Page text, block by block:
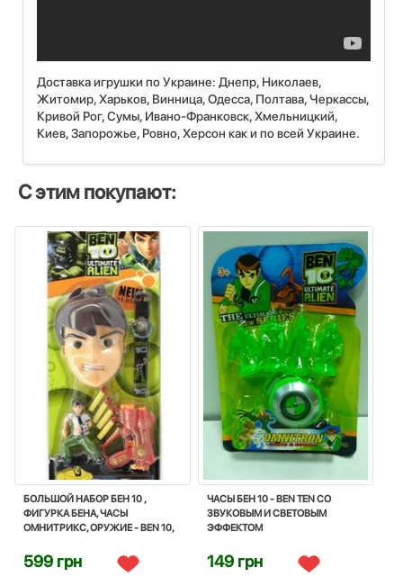
Доставка игрушки по Украине: Днепр, Николаев,
Житомир, Харьков, Винница, Одесса, Полтава, Черкассы,
Кривой Рог, Сумы, Ивано-Франковск, Хмельницкий,
Киев, Запорожье, Ровно, Херсон как и по всей Украине.
С этим покупают:
БОЛЬШОЙ НАБОР БЕН 10 ,
ФИГУРКА БЕНА, ЧАСЫ
ОМНИТРИКС, ОРУЖИЕ - BEN 10,
599 грн
ЧАСЫ БЕН 10 - BEN TEN СО
ЗВУКОВЫМ И СВЕТОВЫМ
ЭФФЕКТОМ
149 грн